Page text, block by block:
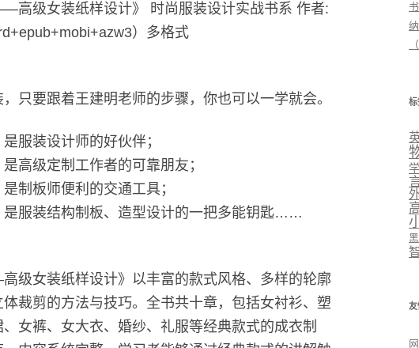
高级女装纸样设计》 时尚服装设计实战书系 作者:
）多格式
只要跟着王建明老师的步骤，你也可以一学就会。
服装设计师的好伙伴；
高级定制工作者的可靠朋友；
制板师便利的交通工具；
是服装结构制板、造型设计的一把多能钥匙……
级女装纸样设计》以丰富的款式风格、多样的轮廓
裁剪的方法与技巧。全书共十章，包括女衬衫、塑
女裤、女大衣、婚纱、礼服等经典款式的成衣制
标
学
友